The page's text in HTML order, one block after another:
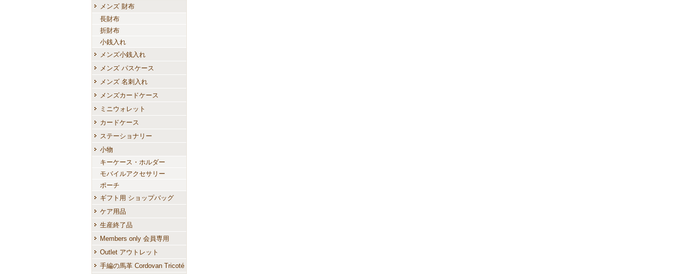
メンズ 財布
長財布
折財布
小銭入れ
メンズ小銭入れ
メンズ パスケース
メンズ 名刺入れ
メンズカードケース
ミニウォレット
カードケース
ステーショナリー
小物
キーケース・ホルダー
モバイルアクセサリー
ポーチ
ギフト用 ショップバッグ
ケア用品
生産終了品
Members only 会員専用
Outlet アウトレット
手編の馬革 Cordovan Tricoté